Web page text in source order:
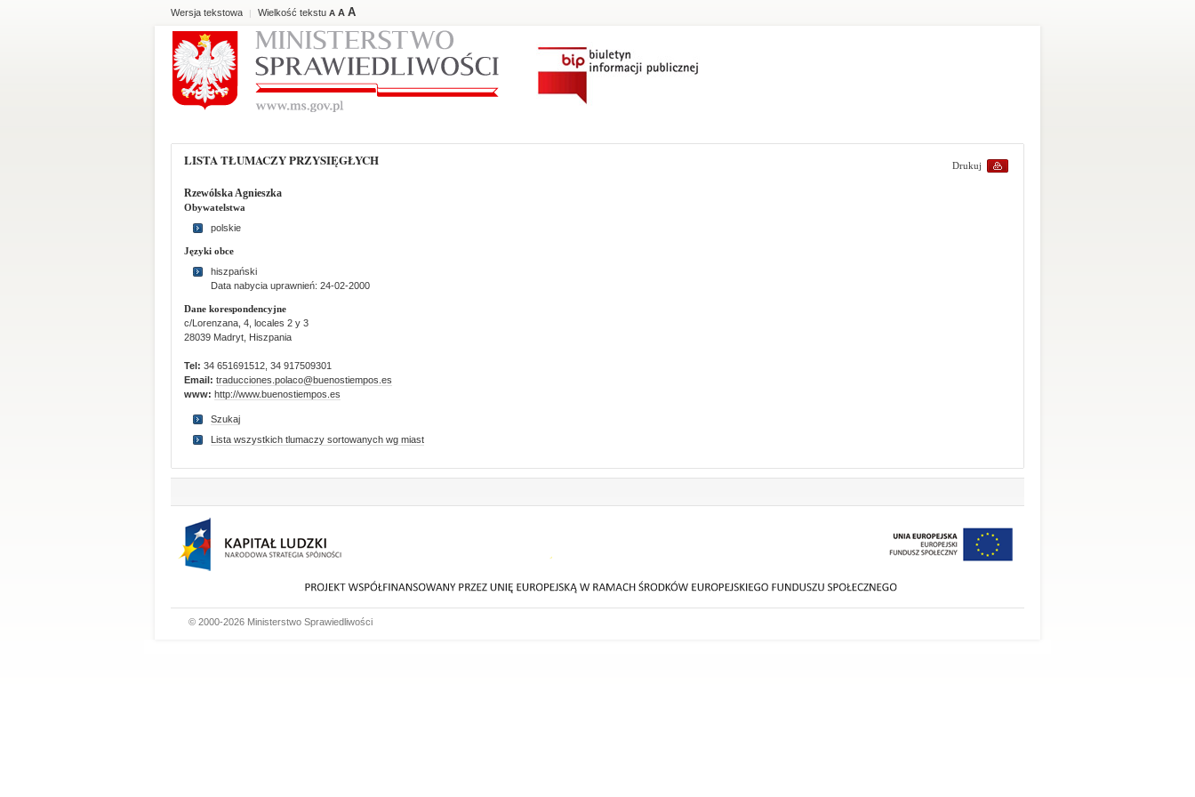
Wersja tekstowa | Wielkość tekstu A A A
Drukuj
LISTA TŁUMACZY PRZYSIĘGŁYCH
Rzewólska Agnieszka
Obywatelstwa
polskie
Języki obce
hiszpański
Data nabycia uprawnień: 24-02-2000
Dane korespondencyjne
c/Lorenzana, 4, locales 2 y 3
28039 Madryt, Hiszpania
Tel: 34 651691512, 34 917509301
Email: traducciones.polaco@buenostiempos.es
www: http://www.buenostiempos.es
Szukaj
Lista wszystkich tlumaczy sortowanych wg miast
© 2000-2026 Ministerstwo Sprawiedliwości